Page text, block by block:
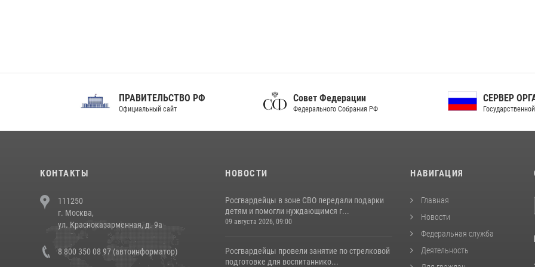
ПРАВИТЕЛЬСТВО РФ
Официальный сайт
Совет Федерации
Федерального Собрания РФ
СЕРВЕР ОРГАНОВ
Государственной власти РФ
КОНТАКТЫ
111250
г. Москва,
ул. Красноказарменная, д. 9а
8 800 350 08 97 (автоинформатор)
НОВОСТИ
Росгвардейцы в зоне СВО передали подарки
детям и помогли нуждающимся г...
09 августа 2026, 09:00
Росгвардейцы провели занятие по стрелковой
подготовке для воспитаннико...
НАВИГАЦИЯ
Главная
Новости
Федеральная служба
Деятельность